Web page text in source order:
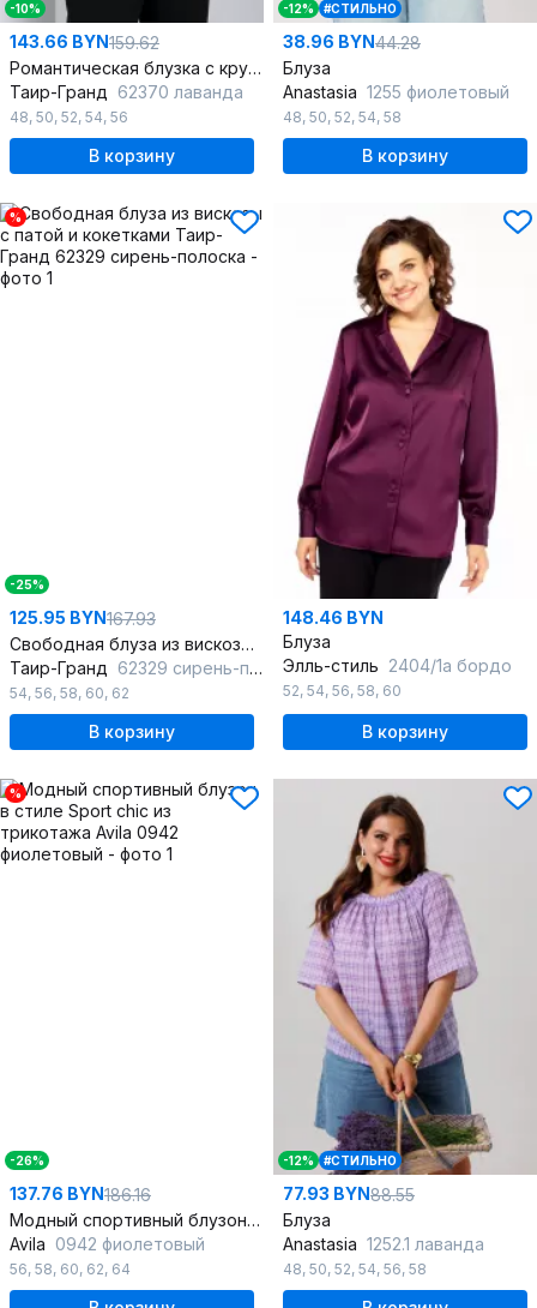
-10%
143.66 BYN159.62
Романтическая блузка с кружевными рукавами и свободным силуэтом
Таир-Гранд 62370 лаванда
48, 50, 52, 54, 56
В корзину
-12% #СТИЛЬНО
38.96 BYN44.28
Блуза
Anastasia 1255 фиолетовый
48, 50, 52, 54, 58
В корзину
%
-25%
125.95 BYN167.93
Свободная блуза из вискозы с патой и кокетками
Таир-Гранд 62329 сирень-полоска
54, 56, 58, 60, 62
В корзину
148.46 BYN
Блуза
Элль-стиль 2404/1а бордо
52, 54, 56, 58, 60
В корзину
%
-26%
137.76 BYN186.16
Модный спортивный блузон в стиле Sport chic из трикотажа
Avila 0942 фиолетовый
56, 58, 60, 62, 64
-12% #СТИЛЬНО
77.93 BYN88.55
Блуза
Anastasia 1252.1 лаванда
48, 50, 52, 54, 56, 58